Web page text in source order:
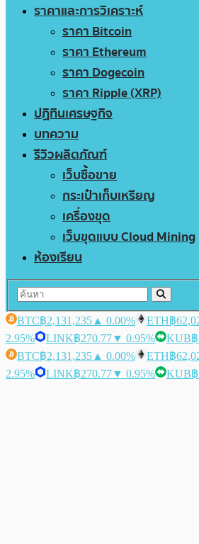
ราคาและการวิเคราะห์
ราคา Bitcoin
ราคา Ethereum
ราคา Dogecoin
ราคา Ripple (XRP)
ปฏิทินเศรษฐกิจ
บทความ
รีวิวผลิตภัณฑ์
เว็บซื้อขาย
กระเป๋าเก็บเหรียญ
เครื่องขุด
เว็บขุดแบบ Cloud Mining
ห้องเรียน
BTC฿2,131,235 ▲ 0.00% ETH฿
2.95%
LINK฿270.77▼ 0.95% KUB
BTC฿2,131,235 ▲ 0.00% ETH฿
2.95%
LINK฿270.77▼ 0.95% KUB